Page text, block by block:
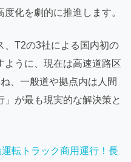
化を劇的に推進します。
、T2の3社による国内初の
ように、現在は高速道路区
、一般道や拠点内は人間
が最も現実的な解決策と
転トラック商用運行！長